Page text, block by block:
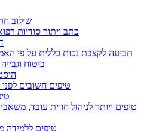
שילוב
כתב ויתור סודיות
תביעה לקצבת נכות כללית על פי האמנות
ביטוח וגבייה
7 טיפים חשובים
21 טיפים